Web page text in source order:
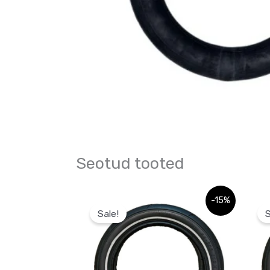
Seotud tooted
-15%
Sale!
49,99 €.
hind
on:
49,99 €.